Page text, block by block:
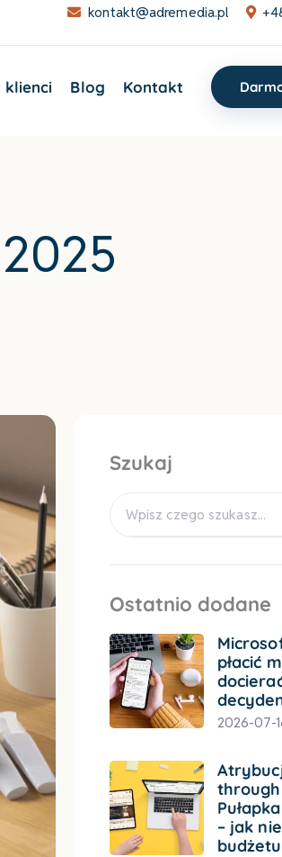
kontakt@adremedia.pl
klienci Blog Kontakt
Szukaj
Ostatnio dodane
płacić
2026-07-
– jak